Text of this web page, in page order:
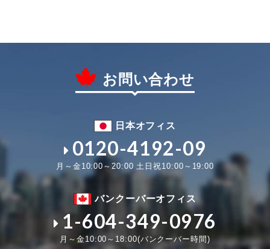
お問い合わせ
日本オフィス
0120-4192-09
月～金10:00～20:00 土日祝10:00～19:00
バンクーバーオフィス
1-604-349-0976
月～金10:00～18:00(バンクーバー時間)